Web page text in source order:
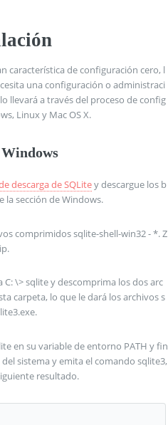
característica de configuración cero, l
una configuración o administraci
llevará a través del proceso de config
Linux y Mac OS X.
descarga de SQLitey descargue los b
la sección de Windows.
comprimidos sqlite-shell-win32 - *. Z
C: \> sqlite y descomprima los dos arc
carpeta, lo que le dará los archivos s
en su variable de entorno PATH y fin
sistema y emita el comando sqlite3,
resultado.